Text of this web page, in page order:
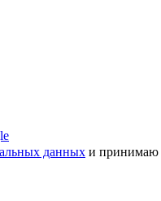
данных и принимаю